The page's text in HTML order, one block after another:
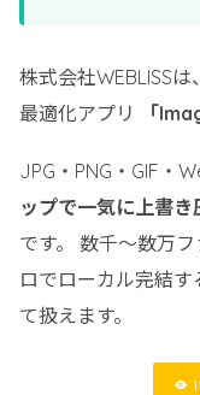
株式会社WEBLISS
最適化アプリ
「
JPG・PNG・GIF・
ップで一気に上書き
です。 数千〜数万
ロでローカル完結
て扱えます。